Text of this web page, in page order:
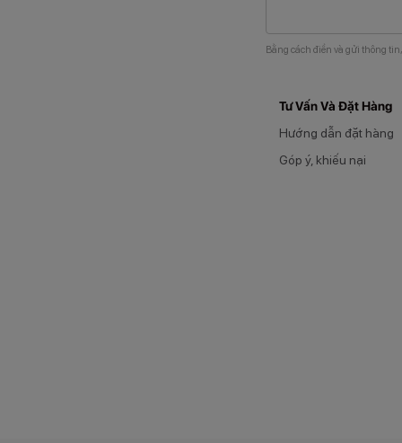
Bằng cách điền và gửi thông
Tư Vấn Và Đặt Hàng
Hướng dẫn đặt hàng
Góp ý, khiếu nại